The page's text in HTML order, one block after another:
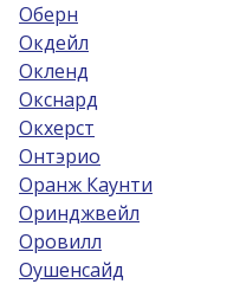
Оберн
Окдейл
Окленд
Окснард
Окхерст
Онтэрио
Оранж Каунти
Оринджвейл
Оровилл
Оушенсайд